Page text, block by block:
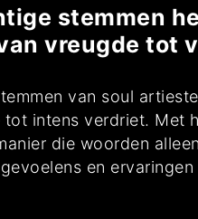
stemmen
vreugde tot
van soul
intens verdriet. Met
die woorden
en